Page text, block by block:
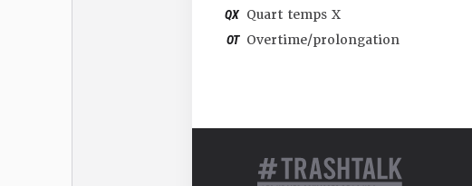
QX Quart temps X
OT Overtime/prolongation